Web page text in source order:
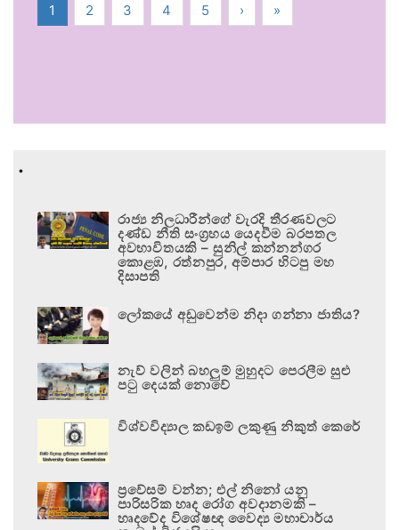
1 2 3 4 5 › »
.
රාජ්‍ය නිලධාරීන්ගේ වැරදි තීරණවලට
දණ්ඩ නීති සංග්‍රහය යෙදවීම බරපතල
අවභාවිතයකි – සුනිල් කන්නන්ගර
කොළඹ, රත්නපුර, අම්පාර හිටපු මහ
දිසාපති
ලෝකයේ අඩුවෙන්ම නිදා ගන්නා ජාතිය?
නැව් වලින් බහලුම් මුහුදට පෙරලීම සුළු
පටු දෙයක් නොවේ
විශ්වවිද්‍යාල කඩඉම් ලකුණු නිකුත් කෙරේ
ප්‍රවේසම් වන්න; එල් නිනෝ යනු
පාරිසරික හෘද රෝග අවදානමකි –
හෘදවේද විශේෂඥ වෛද්‍ය මහාචාර්ය